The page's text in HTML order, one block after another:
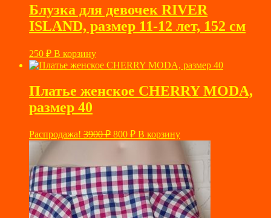
Блузка для девочек RIVER
ISLAND, размер 11-12 лет, 152 см
250 ₽ В корзину
Платье женское CHERRY MODA,
размер 40
Распродажа! 3900₽ Первоначальная
цена
3900 ₽.
800 ₽Текущая
цена:
В корзину